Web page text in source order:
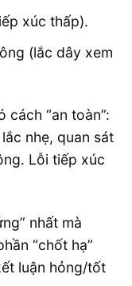
xúc thấp).
(lắc dây xem
cách “an toàn”:
lắc nhẹ, quan sát
Lỗi tiếp xúc
nhất mà
“chốt hạ”
luận hỏng/tốt